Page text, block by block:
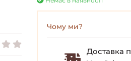
Чому ми?
Доставка